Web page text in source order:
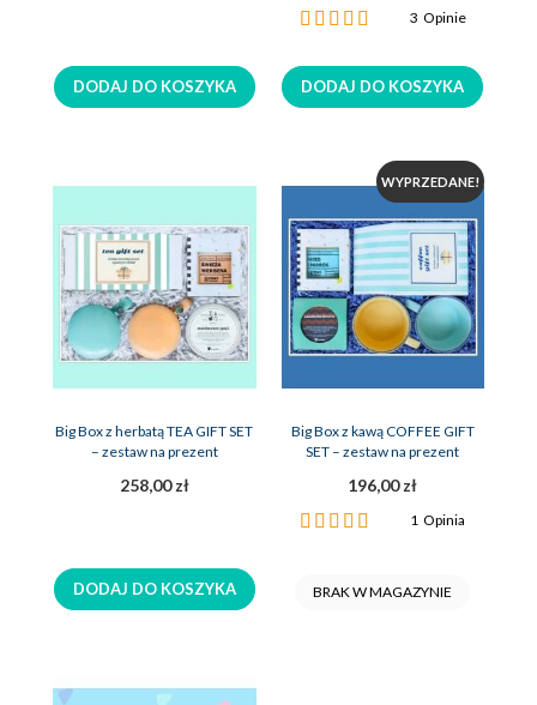
DODAJ DO KOSZYKA
Ocena:
3 Opinie
DODAJ DO KOSZYKA
Big Box z herbatą TEA GIFT SET
– zestaw na prezent
258,00 zł
DODAJ DO KOSZYKA
WYPRZEDANE!
Big Box z kawą COFFEE GIFT
SET – zestaw na prezent
196,00 zł
Ocena:
1Opinia
BRAK W MAGAZYNIE